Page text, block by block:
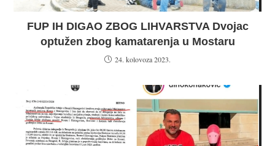
FUP IH DIGAO ZBOG LIHVARSTVA Dvojac
optužen zbog kamatarenja u Mostaru
24. kolovoza 2023.